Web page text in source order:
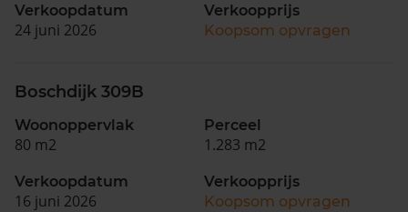
Verkoopdatum
24 juni 2026
Verkoopprijs
Koopsom opvragen
Boschdijk 309B
Woonoppervlak
80 m2
Perceel
1.283 m2
Verkoopdatum
16 juni 2026
Verkoopprijs
Koopsom opvragen